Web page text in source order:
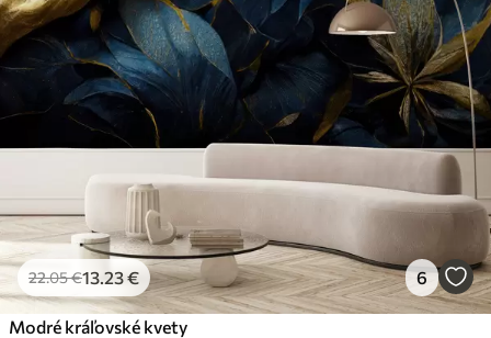
22.05€13 .23€ 6
Modré kráľovské kvety